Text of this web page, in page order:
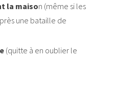
la maison (même si les
une bataille de
(quitte à en oublier le